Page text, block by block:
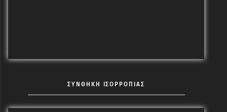
ΣΥΝΘΗΚΗ ΙΣΟΡΡΟΠΙΑΣ